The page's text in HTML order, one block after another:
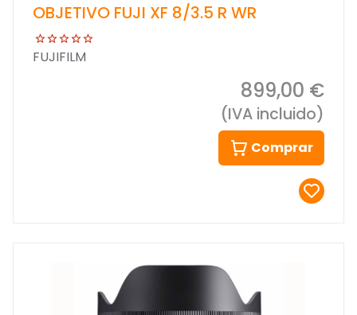
OBJETIVO FUJI XF 8/3.5 R WR
FUJIFILM
899,00 €
(IVA incluido)
Comprar